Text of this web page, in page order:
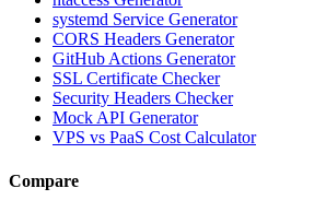
systemd Service Generator
CORS Headers Generator
GitHub Actions Generator
SSL Certificate Checker
Security Headers Checker
Mock API Generator
VPS vs PaaS Cost Calculator
Compare